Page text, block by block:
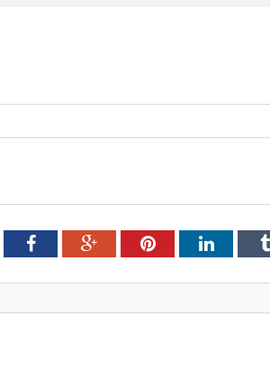
FacebookGoogle+PinterestLinkedIn